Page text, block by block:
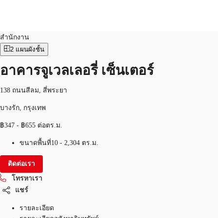
พื้นที่สำนักงาน เฟล็กสเปซ บทความที่น่าสนใจ
สำนักงาน
2 แผนผังชั้น
อาคารจูเวลเลอรี่ เซ็นเตอร์
138 ถนนสีลม, สี่พระยา
บางรัก, กรุงเทพ
฿347 - ฿655 ต่อตร.ม.
ขนาดพื้นที่10 - 2,304 ตร.ม.
ติดต่อเรา
โทรหาเรา
แชร์
รายละเอียด